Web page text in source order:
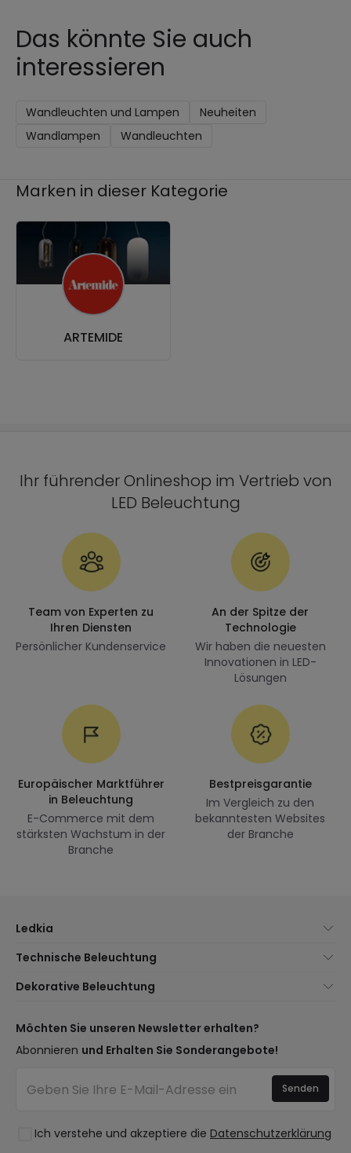
Das könnte Sie auch
interessieren
Wandleuchten und Lampen
Neuheiten
Wandlampen
Wandleuchten
Marken in dieser Kategorie
ARTEMIDE
Ihr führender Onlineshop im Vertrieb von
LED Beleuchtung
Team von Experten zu
Ihren Diensten
Persönlicher Kundenservice
An der Spitze der
Technologie
Wir haben die neuesten
Innovationen in LED-
Lösungen
Europäischer Marktführer
in Beleuchtung
E-Commerce mit dem
stärksten Wachstum in der
Branche
Bestpreisgarantie
Im Vergleich zu den
bekanntesten Websites
der Branche
Ledkia
Kundenservice
Versandmethoden
Sind Sie ein Profi?
Häufig gestellte Fragen (FAQ)
Technische Beleuchtung
Marken
Beleuchtung für Unternehmen
Dekorative Beleuchtung
Trends
Premium-Dekor-Marken
Räume
Kollektionen
Möchten Sie unseren Newsletter erhalten?
Abonnieren und Erhalten Sie Sonderangebote!
Ich verstehe und akzeptiere die Datenschutzerklärung
Senden